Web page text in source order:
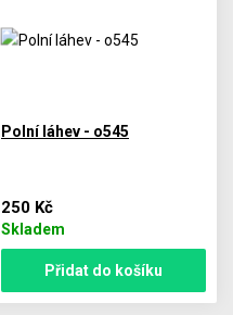
Polní láhev - o545
250 Kč
Skladem
Přidat do košíku